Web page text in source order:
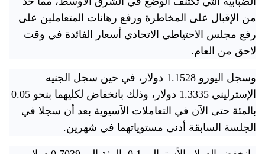
من الإقبال على المخاطرة ورفع رهانات المتعاملين على
رفع مجلس الاحتياطي الاتحادي أسعار الفائدة ‌في وقت
لاحق من العام.
وسجل اليورو 1.1528 دولار، في حين سجل الجنيه
الإسترليني 1.3335 دولار، ‌وذلك بانخفاض لكليهما بنحو ‌0.05
بالمئة حتى الآن في التعاملات الآسيوية بعد أن سجلا في
الجلسة السابقة أدنى مستوياتهما في شهرين.